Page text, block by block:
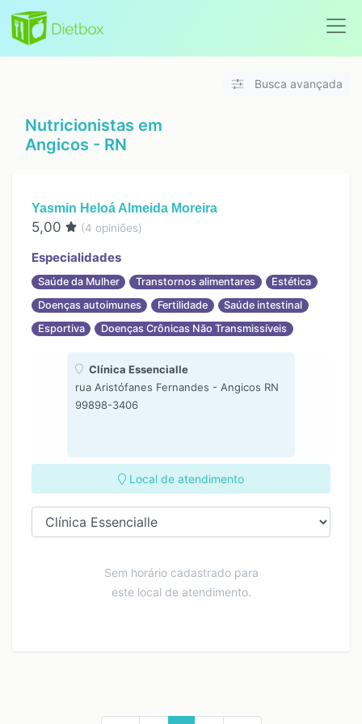
Busca avançada
Nutricionistas em
Angicos - RN
Yasmin Heloá Almeida Moreira
5,00 (4 opiniões)
Especialidades
Saúde da Mulher Transtornos alimentares
Estética
Doenças autoimunes
Fertilidade
Saúde intestinal
Esportiva
Doenças Crônicas Não Transmissíveis
Clínica Essencialle
rua Aristófanes Fernandes - Angicos RN
99898-3406
Local de atendimento
Sem horário cadastrado para
este local de atendimento.